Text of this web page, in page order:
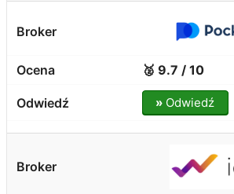
🥈 9.7 / 10
» Odwiedź